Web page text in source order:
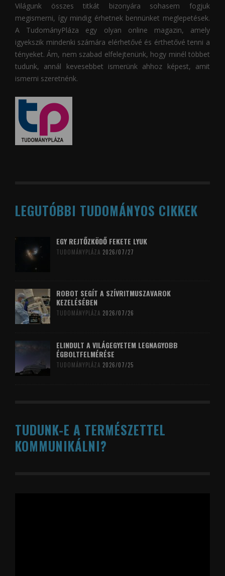
Világunk összes titkát bizonyára sohasem fogjuk
megismerni, így mindig érhetnek bennünket meglepetések.
A TudományPláza egy olyan online magazin, amely
igyekszik mindenki számára elérhetővé és érthetővé tenni a
tényeket. Ám, nem szabad elfelejtenünk, hogy minél többet
tudunk, annál kevesebbet ismerünk ahhoz képest, amit
ismerni szeretnénk.
LEGUTÓBBI TUDOMÁNYOS CIKKEK
EGY REJTŐZKÖDŐ FEKETE LYUK
TUDOMÁNYPLÁZA 2026/07/27
ROBOT SEGÍT A SZÍVRITMUSZAVAROK
KEZELÉSÉBEN
TUDOMÁNYPLÁZA 2026/07/26
ELINDULT A VILÁGEGYETEM LEGNAGYOBB
ÉGBOLTFELMÉRÉSE
TUDOMÁNYPLÁZA 2026/07/25
TUDUNK-E A TERMÉSZETTEL
KOMMUNIKÁLNI?